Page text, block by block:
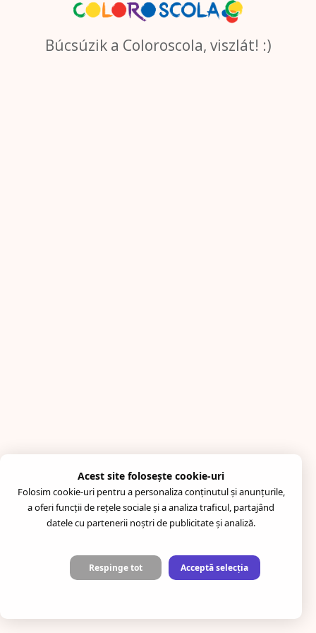
Búcsúzik a Coloroscola, viszlát! :)
Acest site folosește cookie-uri
Folosim cookie-uri pentru a personaliza conținutul și anunțurile,
a oferi funcții de rețele sociale și a analiza traficul, partajând
datele cu partenerii noștri de publicitate și analiză.
Respinge tot Acceptă selecția